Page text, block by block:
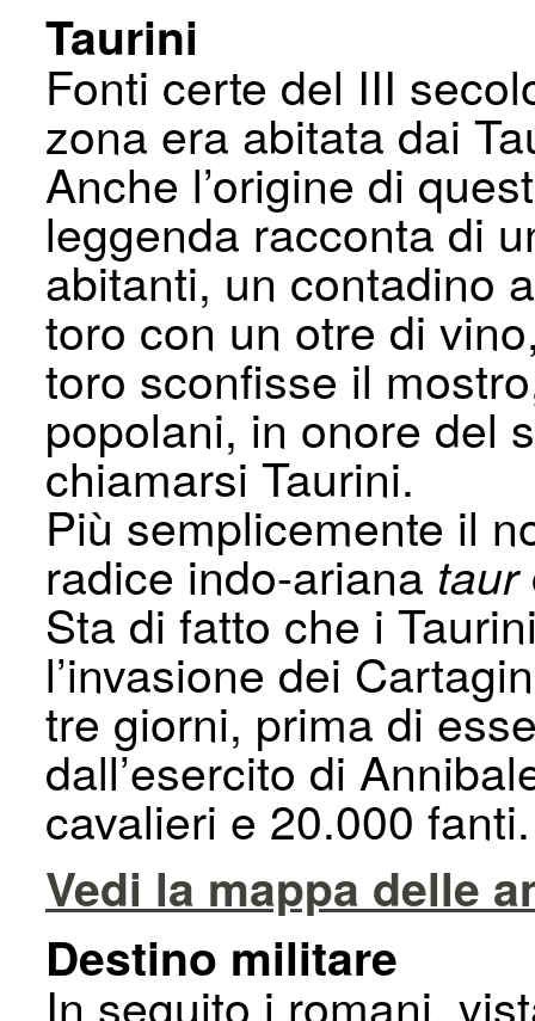
Taurini
Fonti certe del III
zona era abitata dai
Anche l’origine di
leggenda racconta di
abitanti, un contadino
toro con un otre di
toro sconfisse il
popolani, in onore del
chiamarsi Taurini.
Più semplicemente il
radice indo-ariana taur
Sta di fatto che i
l’invasione dei
tre giorni, prima di
dall’esercito di
cavalieri e 20.000 fanti.
Vedi la mappa delle
Destino militare
In seguito i romani,